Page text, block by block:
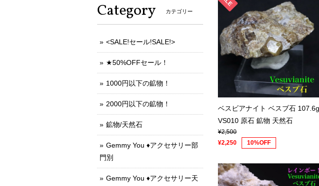
ベスビアナイト ベスブ石 107.6g
VS010 原石 鉱物 天然石
¥2,500
¥2,250
10%OFF
Category カテゴリー
<SALE!セール!SALE!>
★50%OFFセール！
1000円以下の鉱物！
2000円以下の鉱物！
鉱物/天然石
Gemmy You ♦︎アクセサリー部
門別
Gemmy You ♦︎アクセサリー天